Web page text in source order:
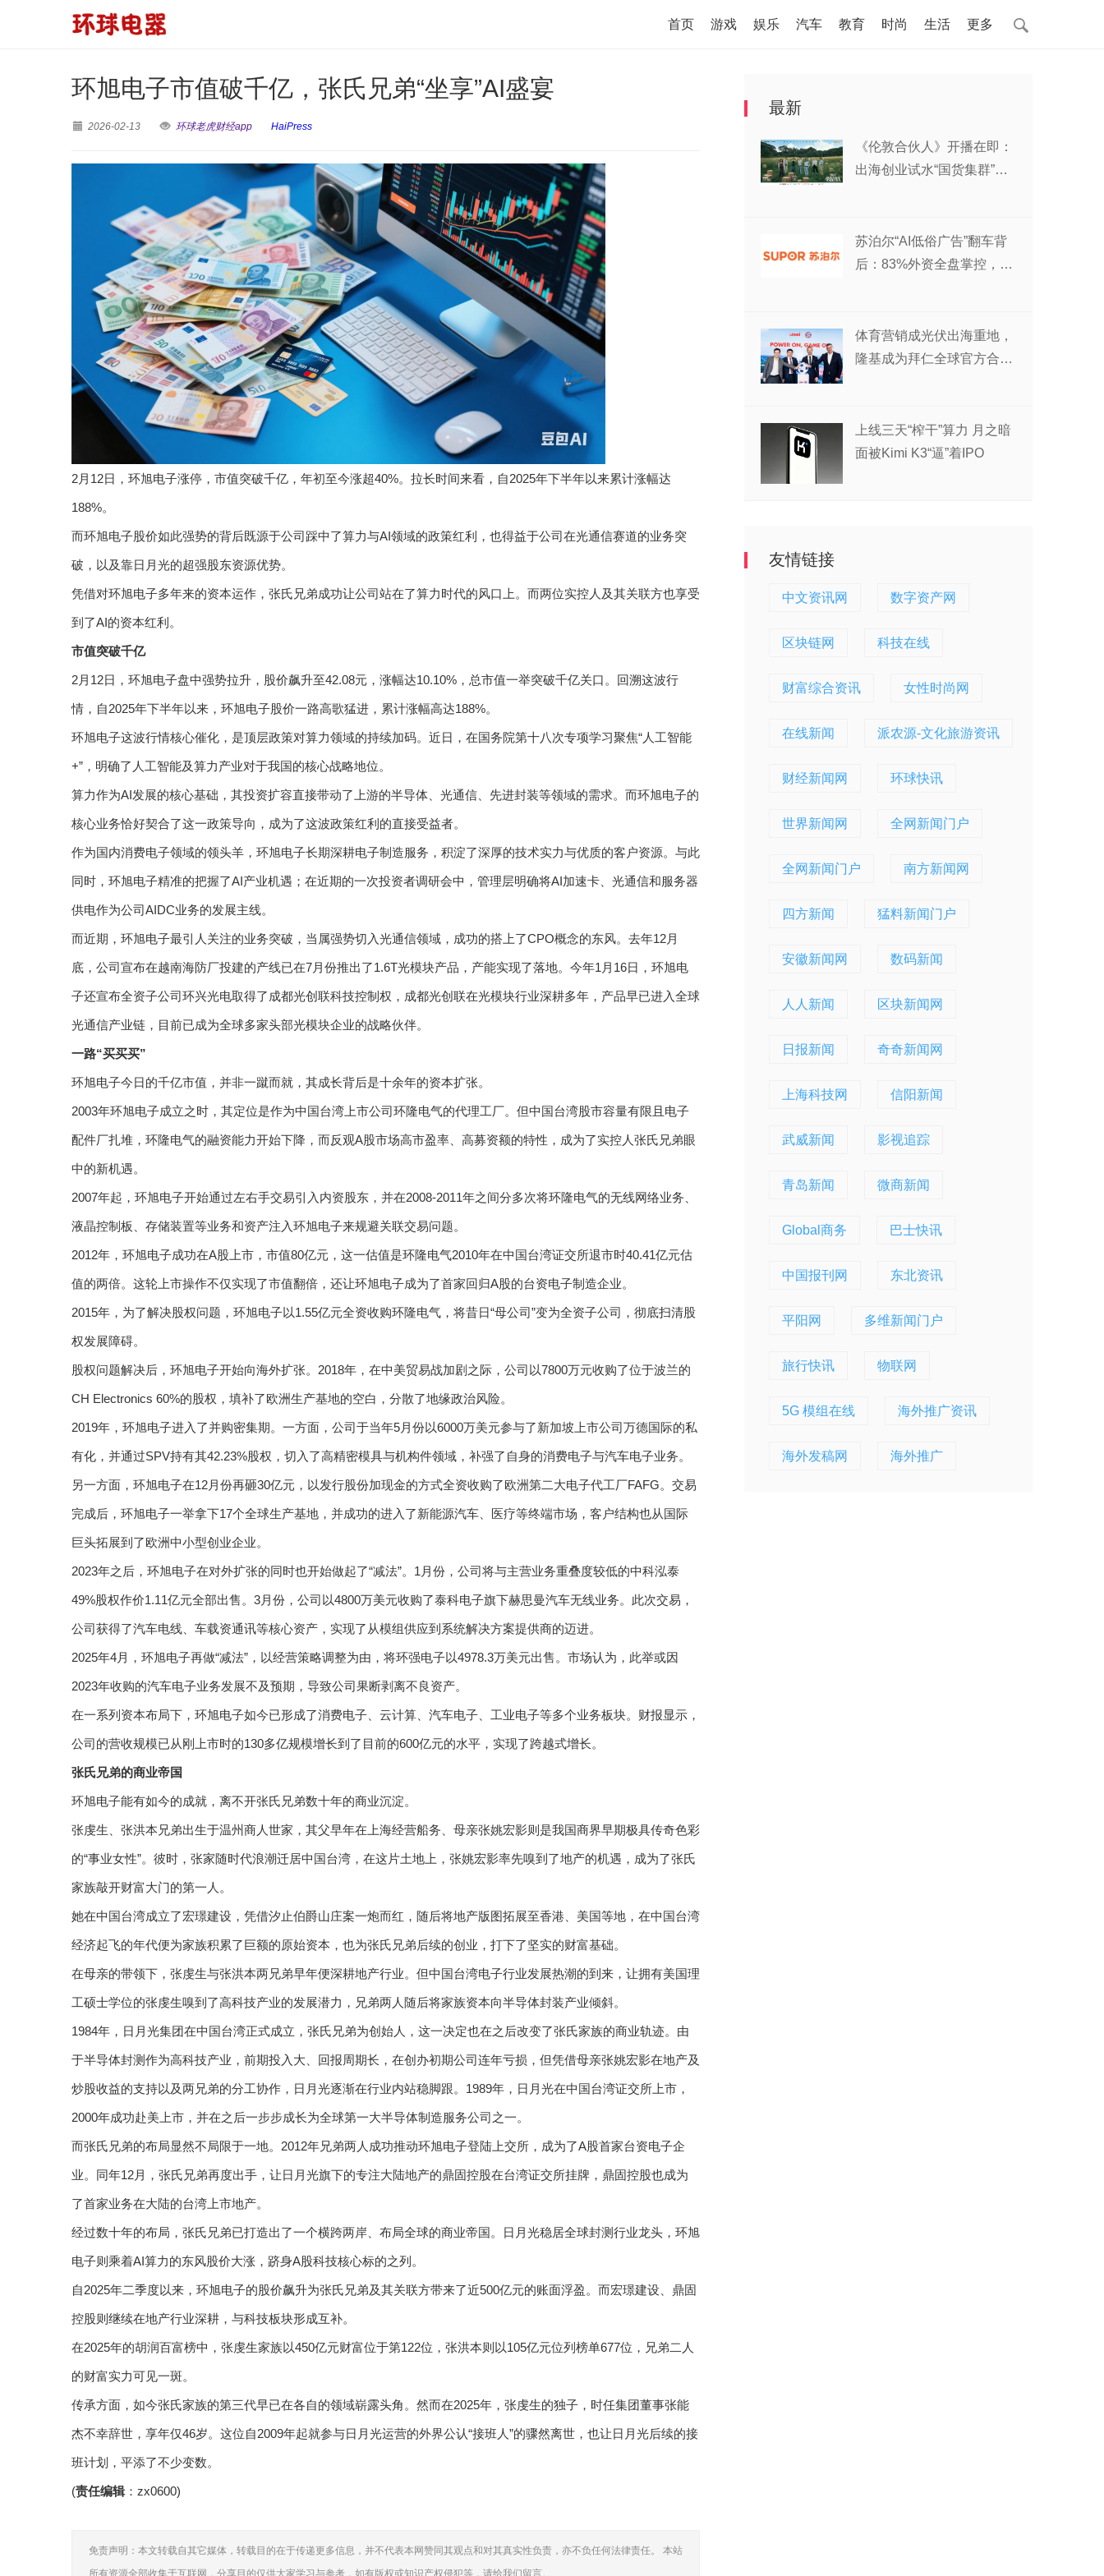
首页 游戏 娱乐 汽车 教育 时尚 生活 更多
环旭电子市值破千亿，张氏兄弟“坐享”AI盛宴
2026-02-13 环球老虎财经app HaiPress
2月12日，环旭电子涨停，市值突破千亿，年初至今涨超40%。拉长时间来看，自2025年下半年以来累计涨幅达
188%。
而环旭电子股价如此强势的背后既源于公司踩中了算力与AI领域的政策红利，也得益于公司在光通信赛道的业务突
破，以及靠日月光的超强股东资源优势。
凭借对环旭电子多年来的资本运作，张氏兄弟成功让公司站在了算力时代的风口上。而两位实控人及其关联方也享受
到了AI的资本红利。
市值突破千亿
2月12日，环旭电子盘中强势拉升，股价飙升至42.08元，涨幅达10.10%，总市值一举突破千亿关口。回溯这波行
情，自2025年下半年以来，环旭电子股价一路高歌猛进，累计涨幅高达188%。
环旭电子这波行情核心催化，是顶层政策对算力领域的持续加码。近日，在国务院第十八次专项学习聚焦“人工智能
+”，明确了人工智能及算力产业对于我国的核心战略地位。
算力作为AI发展的核心基础，其投资扩容直接带动了上游的半导体、光通信、先进封装等领域的需求。而环旭电子的
核心业务恰好契合了这一政策导向，成为了这波政策红利的直接受益者。
作为国内消费电子领域的领头羊，环旭电子长期深耕电子制造服务，积淀了深厚的技术实力与优质的客户资源。与此
同时，环旭电子精准的把握了AI产业机遇；在近期的一次投资者调研会中，管理层明确将AI加速卡、光通信和服务器
供电作为公司AIDC业务的发展主线。
而近期，环旭电子最引人关注的业务突破，当属强势切入光通信领域，成功的搭上了CPO概念的东风。去年12月
底，公司宣布在越南海防厂投建的产线已在7月份推出了1.6T光模块产品，产能实现了落地。今年1月16日，环旭电
子还宣布全资子公司环兴光电取得了成都光创联科技控制权，成都光创联在光模块行业深耕多年，产品早已进入全球
光通信产业链，目前已成为全球多家头部光模块企业的战略伙伴。
一路“买买买”
环旭电子今日的千亿市值，并非一蹴而就，其成长背后是十余年的资本扩张。
2003年环旭电子成立之时，其定位是作为中国台湾上市公司环隆电气的代理工厂。但中国台湾股市容量有限且电子
配件厂扎堆，环隆电气的融资能力开始下降，而反观A股市场高市盈率、高募资额的特性，成为了实控人张氏兄弟眼
中的新机遇。
2007年起，环旭电子开始通过左右手交易引入内资股东，并在2008-2011年之间分多次将环隆电气的无线网络业务、
液晶控制板、存储装置等业务和资产注入环旭电子来规避关联交易问题。
2012年，环旭电子成功在A股上市，市值80亿元，这一估值是环隆电气2010年在中国台湾证交所退市时40.41亿元估
值的两倍。这轮上市操作不仅实现了市值翻倍，还让环旭电子成为了首家回归A股的台资电子制造企业。
2015年，为了解决股权问题，环旭电子以1.55亿元全资收购环隆电气，将昔日“母公司”变为全资子公司，彻底扫清股
权发展障碍。
股权问题解决后，环旭电子开始向海外扩张。2018年，在中美贸易战加剧之际，公司以7800万元收购了位于波兰的
CH Electronics 60%的股权，填补了欧洲生产基地的空白，分散了地缘政治风险。
2019年，环旭电子进入了并购密集期。一方面，公司于当年5月份以6000万美元参与了新加坡上市公司万德国际的私
有化，并通过SPV持有其42.23%股权，切入了高精密模具与机构件领域，补强了自身的消费电子与汽车电子业务。
另一方面，环旭电子在12月份再砸30亿元，以发行股份加现金的方式全资收购了欧洲第二大电子代工厂FAFG。交易
完成后，环旭电子一举拿下17个全球生产基地，并成功的进入了新能源汽车、医疗等终端市场，客户结构也从国际
巨头拓展到了欧洲中小型创业企业。
2023年之后，环旭电子在对外扩张的同时也开始做起了“减法”。1月份，公司将与主营业务重叠度较低的中科泓泰
49%股权作价1.11亿元全部出售。3月份，公司以4800万美元收购了泰科电子旗下赫思曼汽车无线业务。此次交易，
公司获得了汽车电线、车载资通讯等核心资产，实现了从模组供应到系统解决方案提供商的迈进。
2025年4月，环旭电子再做“减法”，以经营策略调整为由，将环强电子以4978.3万美元出售。市场认为，此举或因
2023年收购的汽车电子业务发展不及预期，导致公司果断剥离不良资产。
在一系列资本布局下，环旭电子如今已形成了消费电子、云计算、汽车电子、工业电子等多个业务板块。财报显示，
公司的营收规模已从刚上市时的130多亿规模增长到了目前的600亿元的水平，实现了跨越式增长。
张氏兄弟的商业帝国
环旭电子能有如今的成就，离不开张氏兄弟数十年的商业沉淀。
张虔生、张洪本兄弟出生于温州商人世家，其父早年在上海经营船务、母亲张姚宏影则是我国商界早期极具传奇色彩
的“事业女性”。彼时，张家随时代浪潮迁居中国台湾，在这片土地上，张姚宏影率先嗅到了地产的机遇，成为了张氏
家族敲开财富大门的第一人。
她在中国台湾成立了宏璟建设，凭借汐止伯爵山庄案一炮而红，随后将地产版图拓展至香港、美国等地，在中国台湾
经济起飞的年代便为家族积累了巨额的原始资本，也为张氏兄弟后续的创业，打下了坚实的财富基础。
在母亲的带领下，张虔生与张洪本两兄弟早年便深耕地产行业。但中国台湾电子行业发展热潮的到来，让拥有美国理
工硕士学位的张虔生嗅到了高科技产业的发展潜力，兄弟两人随后将家族资本向半导体封装产业倾斜。
1984年，日月光集团在中国台湾正式成立，张氏兄弟为创始人，这一决定也在之后改变了张氏家族的商业轨迹。由
于半导体封测作为高科技产业，前期投入大、回报周期长，在创办初期公司连年亏损，但凭借母亲张姚宏影在地产及
炒股收益的支持以及两兄弟的分工协作，日月光逐渐在行业内站稳脚跟。1989年，日月光在中国台湾证交所上市，
2000年成功赴美上市，并在之后一步步成长为全球第一大半导体制造服务公司之一。
而张氏兄弟的布局显然不局限于一地。2012年兄弟两人成功推动环旭电子登陆上交所，成为了A股首家台资电子企
业。同年12月，张氏兄弟再度出手，让日月光旗下的专注大陆地产的鼎固控股在台湾证交所挂牌，鼎固控股也成为
了首家业务在大陆的台湾上市地产。
经过数十年的布局，张氏兄弟已打造出了一个横跨两岸、布局全球的商业帝国。日月光稳居全球封测行业龙头，环旭
电子则乘着AI算力的东风股价大涨，跻身A股科技核心标的之列。
自2025年二季度以来，环旭电子的股价飙升为张氏兄弟及其关联方带来了近500亿元的账面浮盈。而宏璟建设、鼎固
控股则继续在地产行业深耕，与科技板块形成互补。
在2025年的胡润百富榜中，张虔生家族以450亿元财富位于第122位，张洪本则以105亿元位列榜单677位，兄弟二人
的财富实力可见一斑。
传承方面，如今张氏家族的第三代早已在各自的领域崭露头角。然而在2025年，张虔生的独子，时任集团董事张能
杰不幸辞世，享年仅46岁。这位自2009年起就参与日月光运营的外界公认“接班人”的骤然离世，也让日月光后续的接
班计划，平添了不少变数。
(责任编辑：zx0600)
免责声明：本文转载自其它媒体，转载目的在于传递更多信息，并不代表本网赞同其观点和对其真实性负责，亦不负任何法律责任。 本站
所有资源全部收集于互联网，分享目的仅供大家学习与参考，如有版权或知识产权侵犯等，请给我们留言。
最新
《伦敦合伙人》开播在即：
出海创业试水“国货集群”模
苏泊尔“AI低俗广告”翻车背
后：83%外资全盘掌控，陷
体育营销成光伏出海重地，
隆基成为拜仁全球官方合作
上线三天“榨干”算力 月之暗
面被Kimi K3“逼”着IPO
友情链接
中文资讯网 数字资产网
区块链网 科技在线
财富综合资讯 女性时尚网
在线新闻 派农源-文化旅游资讯
财经新闻网 环球快讯
世界新闻网 全网新闻门户
全网新闻门户 南方新闻网
四方新闻 猛料新闻门户
安徽新闻网 数码新闻
人人新闻 区块新闻网
日报新闻 奇奇新闻网
上海科技网 信阳新闻
武威新闻 影视追踪
青岛新闻 微商新闻
Global商务 巴士快讯
中国报刊网 东北资讯
平阳网 多维新闻门户
旅行快讯 物联网
5G 模组在线 海外推广资讯
海外发稿网 海外推广